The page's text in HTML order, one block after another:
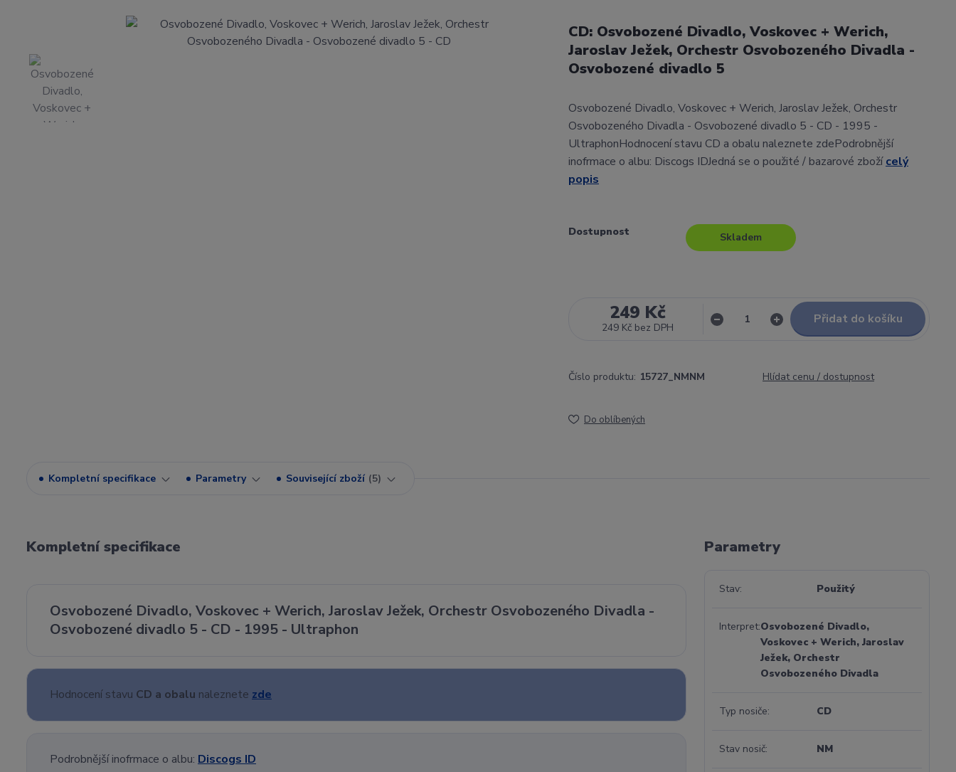
CD: Osvobozené Divadlo, Voskovec + Werich,
Jaroslav Ježek, Orchestr Osvobozeného Divadla -
Osvobozené divadlo 5
Osvobozené Divadlo, Voskovec + Werich, Jaroslav Ježek, Orchestr
Osvobozeného Divadla - Osvobozené divadlo 5 - CD - 1995 -
UltraphonHodnocení stavu CD a obalu naleznete zdePodrobnější
inofrmace o albu: Discogs IDJedná se o použité / bazarové zbožícelý
popis
Dostupnost Skladem
249 Kč
249 Kč bez DPH
Přidat do košíku
Číslo produktu: 15727_NMNM Hlídat cenu / dostupnost
Do oblíbených
Kompletní specifikace Parametry Související zboží 5
Kompletní specifikace
Osvobozené Divadlo, Voskovec + Werich, Jaroslav Ježek, Orchestr Osvobozeného Divadla -
Osvobozené divadlo 5 - CD - 1995 - Ultraphon
Hodnocení stavu CD a obalu naleznete zde
Podrobnější inofrmace o albu: Discogs ID
Parametry
Stav Použitý
Interpret Osvobozené Divadlo,
Voskovec + Werich, Jaroslav
Ježek, Orchestr
Osvobozeného Divadla
Typ nosiče CD
Stav nosič NM